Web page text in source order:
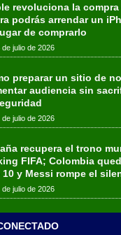
revoluciona la
podrás arrendar un
de comprarlo
de julio de 2026
preparar un sitio de
audiencia sin
de julio de 2026
recupera el trono
FIFA; Colombia
10 y Messi rompe el
de julio de 2026